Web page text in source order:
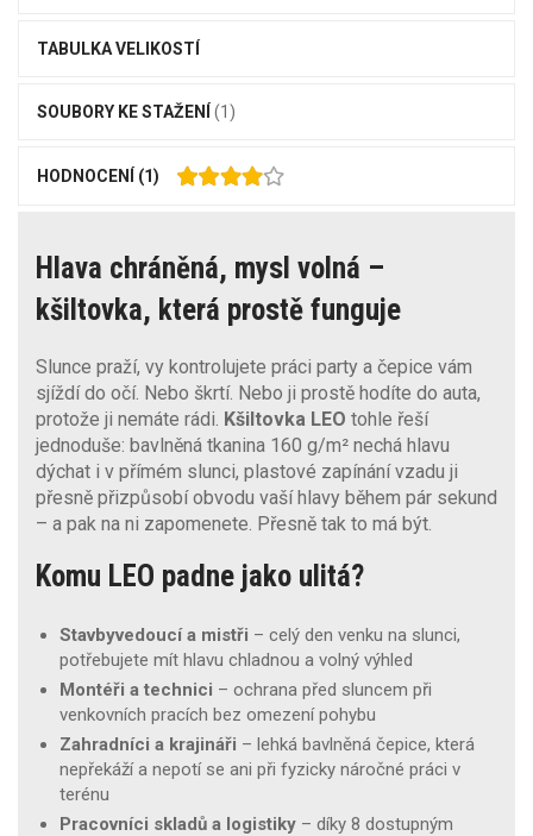
TABULKA VELIKOSTÍ
SOUBORY KE STAŽENÍ (1)
HODNOCENÍ (1)
Hlava chráněná, mysl volná –
kšiltovka, která prostě funguje
Slunce praží, vy kontrolujete práci party a čepice vám
sjíždí do očí. Nebo škrtí. Nebo ji prostě hodíte do auta,
protože ji nemáte rádi. Kšiltovka LEO tohle řeší
jednoduše: bavlněná tkanina 160 g/m² nechá hlavu
dýchat i v přímém slunci, plastové zapínání vzadu ji
přesně přizpůsobí obvodu vaší hlavy během pár sekund
– a pak na ni zapomenete. Přesně tak to má být.
Komu LEO padne jako ulitá?
Stavbyvedoucí a mistři – celý den venku na slunci,
potřebujete mít hlavu chladnou a volný výhled
Montéři a technici – ochrana před sluncem při
venkovních pracích bez omezení pohybu
Zahradníci a krajináři – lehká bavlněná čepice, která
nepřekáží a nepotí se ani při fyzicky náročné práci v
terénu
Pracovníci skladů a logistiky – díky 8 dostupným